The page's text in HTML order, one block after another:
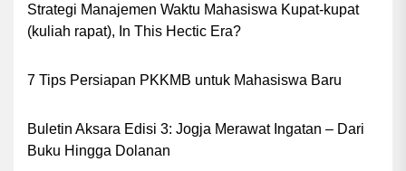
keberagaman dan Ciptakan Inovasi
Berkelanjutan dengan Sinergi Kebudayaan.”
FBSB 2025, penulis melakukan wawancara
Bahasa Inggris, 2025) selaku staf sie acara
PKKMB FBSB tahun 2025.
Strategi Manajemen Waktu Mahasiswa Kupat-kupat
(kuliah rapat), In This Hectic Era?
7 Tips Persiapan PKKMB untuk Mahasiswa Baru
Buletin Aksara Edisi 3: Jogja Merawat Ingatan – Dari
Buku Hingga Dolanan